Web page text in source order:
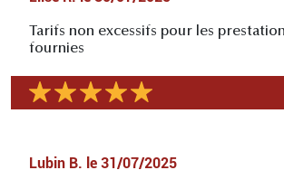
Tarifs non excessifs pour les
fournies
Lubin B. le 31/07/2025